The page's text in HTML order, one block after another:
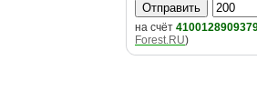
на счёт
Forest.RU)